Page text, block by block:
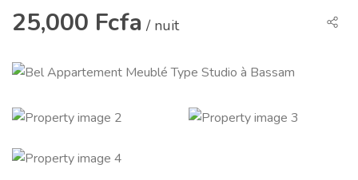
25,000 Fcfa / nuit